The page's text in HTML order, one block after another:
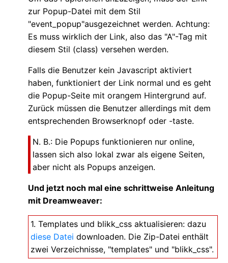
zur Popup-Datei mit dem Stil
"event_popup"ausgezeichnet werden. Achtung:
Es muss wirklich der Link, also das "A"-Tag mit
diesem Stil (class) versehen werden.
Falls die Benutzer kein Javascript aktiviert
haben, funktioniert der Link normal und es geht
die Popup-Seite mit orangem Hintergrund auf.
Zurück müssen die Benutzer allerdings mit dem
entsprechenden Browserknopf oder -taste.
N. B.: Die Popups funktionieren nur online,
lassen sich also lokal zwar als eigene Seiten,
aber nicht als Popups anzeigen.
Und jetzt noch mal eine schrittweise Anleitung
mit Dreamweaver:
1. Templates und blikk_css aktualisieren: dazu
diese Datei downloaden. Die Zip-Datei enthält
zwei Verzeichnisse, "templates" und "blikk_css".